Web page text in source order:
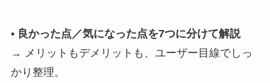
• 良かった点／気になった点を7つに分けて解説
→ メリットもデメリットも、ユーザー目線でしっ
かり整理。